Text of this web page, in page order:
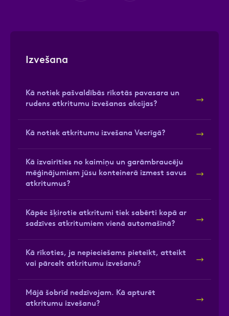
Izvešana
Kā notiek pašvaldībās rīkotās pavasara un
rudens atkritumu izvešanas akcijas?
Kā notiek atkritumu izvešana Vecrīgā?
Kā izvairīties no kaimiņu un garāmbraucēju
mēģinājumiem jūsu konteinerā izmest savus
atkritumus?
Kāpēc šķirotie atkritumi tiek sabērti kopā ar
sadzīves atkritumiem vienā automašīnā?
Kā rīkoties, ja nepieciešams pieteikt, atteikt
vai pārcelt atkritumu izvešanu?
Mājā šobrīd nedzīvojam. Kā apturēt
atkritumu izvešanu?